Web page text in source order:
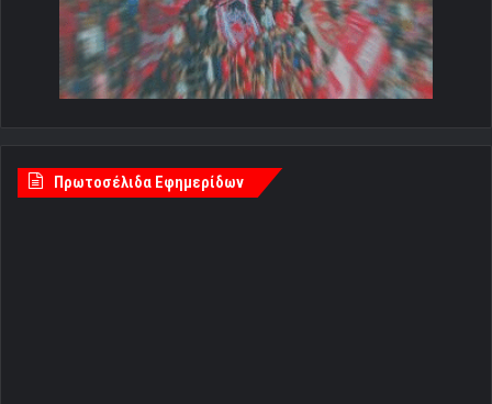
Πρωτοσέλιδα Εφημερίδων